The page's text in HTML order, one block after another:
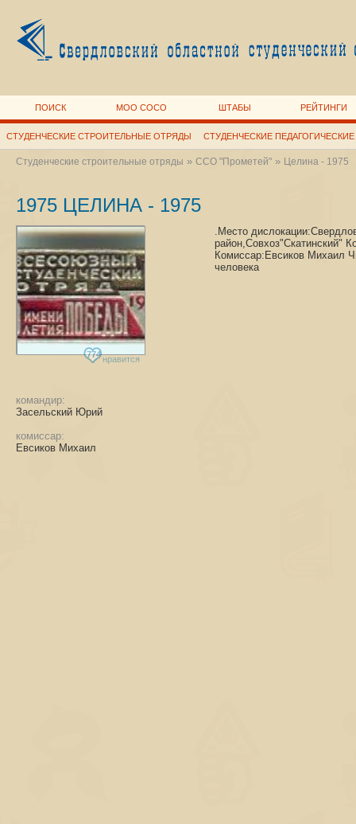
ПОИСК МОО СОСО ШТАБЫ РЕЙТИНГИ
СТУДЕНЧЕСКИЕ СТРОИТЕЛЬНЫЕ ОТРЯДЫ СТУДЕНЧЕСКИЕ
Студенческие строительные отряды » ССО "Прометей"» Целина - 1975
1975 ЦЕЛИНА - 1975
774 нравится
командир:
Засельский Юрий
комиссар:
Евсиков Михаил
.Место
район,Совхоз"Скатинский"
Комиссар:Евсиков Михаил
человека